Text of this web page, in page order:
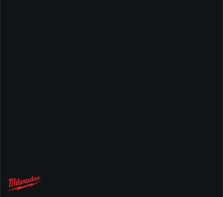
NAZWA
PRODUCENTA:
MILWAUKEE